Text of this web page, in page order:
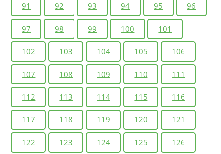
91 92 93 94 95 96
97 98 99 100 101
102 103 104 105 106
107 108 109 110 111
112 113 114 115 116
117 118 119 120 121
122 123 124 125 126